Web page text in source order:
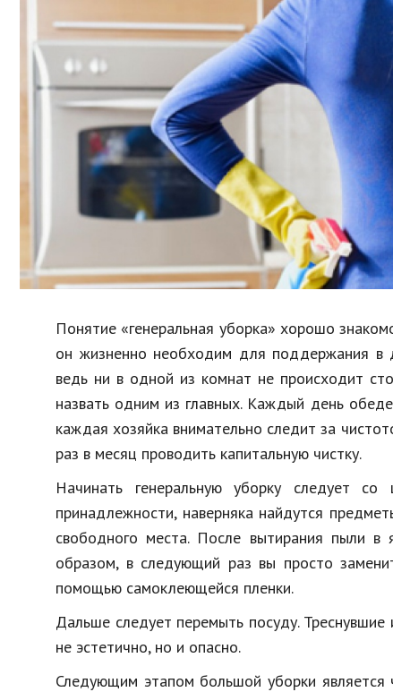
Образование
В мире
Культура
Авто, мото
Знаменитости
Понятие «генеральная уборка» хорошо
он жизненно необходим для поддержания в
ведь ни в одной из комнат не происходит
назвать одним из главных. Каждый день
каждая хозяйка внимательно следит за
раз в месяц проводить капитальную чистку.
Начинать генеральную уборку следует
принадлежности, наверняка найдутся
свободного места. После вытирания пыли
образом, в следующий раз вы просто
помощью самоклеющейся пленки.
Дальше следует перемыть посуду.
не эстетично, но и опасно.
Следующим этапом большой уборки является